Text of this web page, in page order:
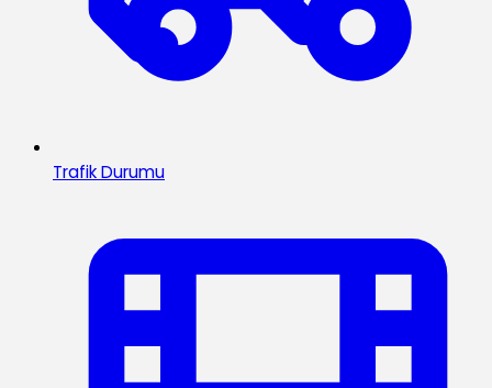
Trafik Durumu